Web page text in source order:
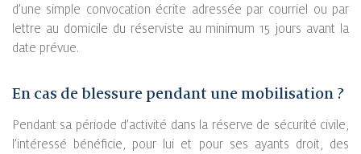
d’une simple convocation écrite adressée par courriel ou par
lettre au domicile du réserviste au minimum 15 jours avant la
date prévue.
En cas de blessure pendant une mobilisation ?
Pendant sa période d’activité dans la réserve de sécurité civile,
l’intéressé bénéficie, pour lui et pour ses ayants droit, des